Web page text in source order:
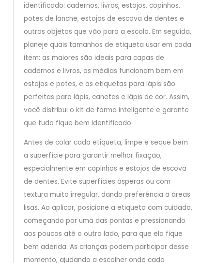
identificado: cadernos, livros, estojos, copinhos,
potes de lanche, estojos de escova de dentes e
outros objetos que vão para a escola. Em seguida,
planeje quais tamanhos de etiqueta usar em cada
item: as maiores são ideais para capas de
cadernos e livros, as médias funcionam bem em
estojos e potes, e as etiquetas para lápis são
perfeitas para lápis, canetas e lápis de cor. Assim,
você distribui o kit de forma inteligente e garante
que tudo fique bem identificado.
Antes de colar cada etiqueta, limpe e seque bem
a superfície para garantir melhor fixação,
especialmente em copinhos e estojos de escova
de dentes. Evite superfícies ásperas ou com
textura muito irregular, dando preferência a áreas
lisas. Ao aplicar, posicione a etiqueta com cuidado,
começando por uma das pontas e pressionando
aos poucos até o outro lado, para que ela fique
bem aderida. As crianças podem participar desse
momento, ajudando a escolher onde cada